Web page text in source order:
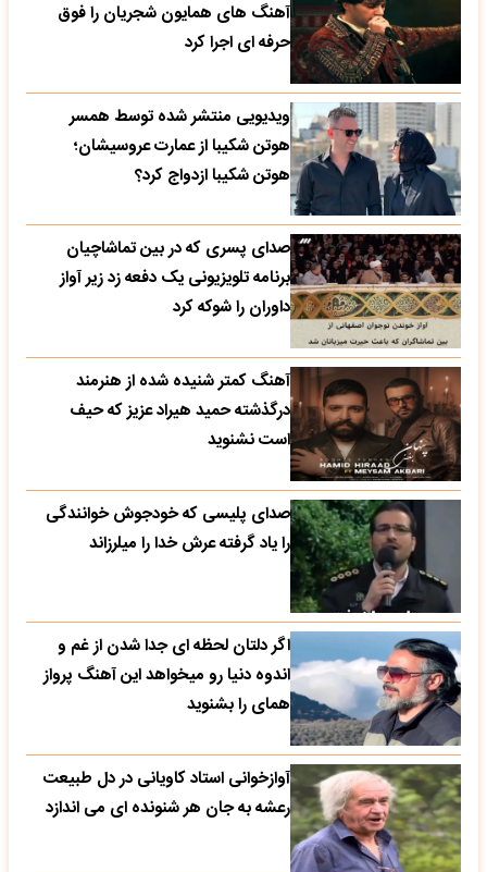
آهنگ های همایون شجریان را فوق
حرفه ای اجرا کرد
ویدیویی منتشر شده توسط همسر
هوتن شکیبا از عمارت عروسیشان؛
هوتن شکیبا ازدواج کرد؟
صدای پسری که در بین تماشاچیان
برنامه تلویزیونی یک دفعه زد زیر آواز
داوران را شوکه کرد
آهنگ کمتر شنیده شده از هنرمند
درگذشته حمید هیراد عزیز که حیف
است نشنوید
صدای پلیسی که خودجوش خوانندگی
را یاد گرفته عرش خدا را میلرزاند
اگر دلتان لحظه ای جدا شدن از غم و
اندوه دنیا رو میخواهد این آهنگ پرواز
همای را بشنوید
آوازخوانی استاد کاویانی در دل طبیعت
رعشه به جان هر شنونده ای می اندازد